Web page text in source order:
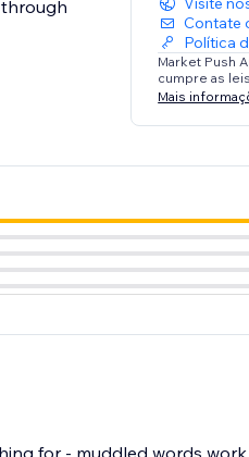
Contate
Política
Market Push
cumpre as
Mais